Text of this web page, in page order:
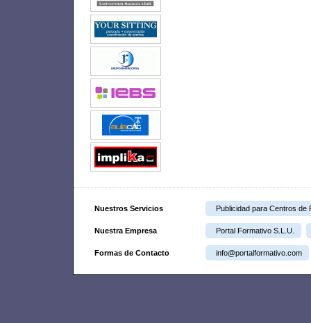
Nuestros Servicios Publicidad para Centros de
Nuestra Empresa Portal Formativo S.L.U.
Formas de Contacto info@portalformativo.com